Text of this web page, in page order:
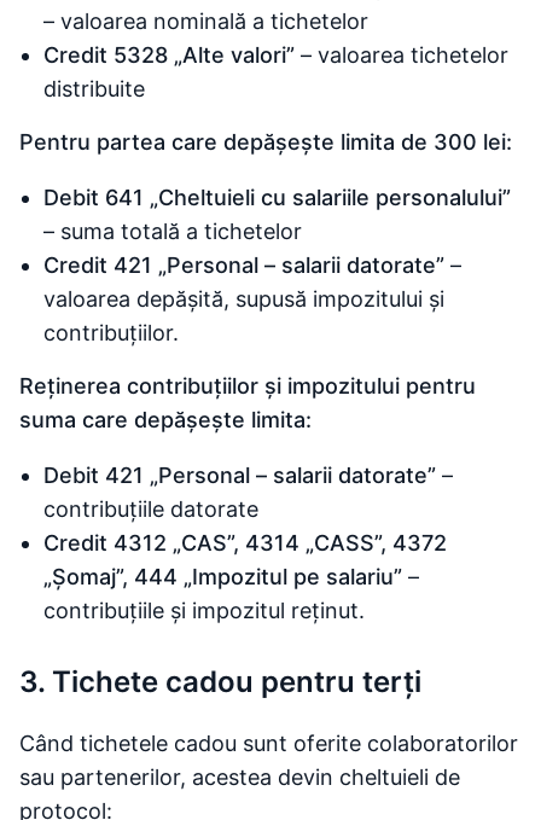
– valoarea nominală a tichetelor
Credit 5328 „Alte valori” – valoarea tichetelor
distribuite
Pentru partea care depășește limita de 300 lei:
Debit 641 „Cheltuieli cu salariile personalului”
– suma totală a tichetelor
Credit 421 „Personal – salarii datorate” –
valoarea depășită, supusă impozitului și
contribuțiilor.
Reținerea contribuțiilor și impozitului pentru
suma care depășește limita:
Debit 421 „Personal – salarii datorate” –
contribuțiile datorate
Credit 4312 „CAS”, 4314 „CASS”, 4372
„Șomaj”, 444 „Impozitul pe salariu” –
contribuțiile și impozitul reținut.
3. Tichete cadou pentru terți
Când tichetele cadou sunt oferite colaboratorilor
sau partenerilor, acestea devin cheltuieli de
protocol: